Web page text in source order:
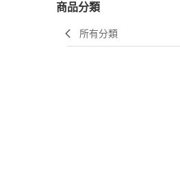
商品分類
所有分類